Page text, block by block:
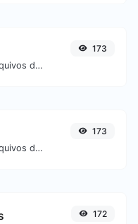
Converta facilmente arquivos de imagem ICO para GIF.
173
Converta facilmente arquivos de imagem GIF para ICO.
173
172